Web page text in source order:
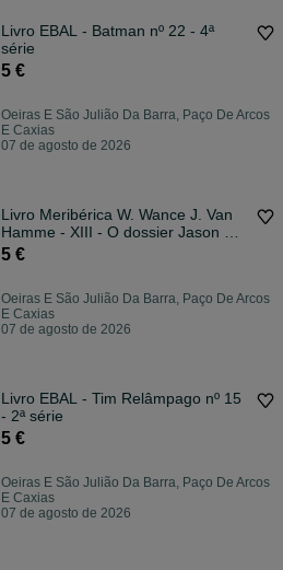
Livro EBAL - Batman nº 22 - 4ª
série
5 €
Oeiras E São Julião Da Barra, Paço De Arcos
E Caxias
07 de agosto de 2026
Livro Meribérica W. Wance J. Van
Hamme - XIII - O dossier Jason Fly
.
5 €
Oeiras E São Julião Da Barra, Paço De Arcos
E Caxias
07 de agosto de 2026
Livro EBAL - Tim Relâmpago nº 15
- 2ª série
5 €
Oeiras E São Julião Da Barra, Paço De Arcos
E Caxias
07 de agosto de 2026